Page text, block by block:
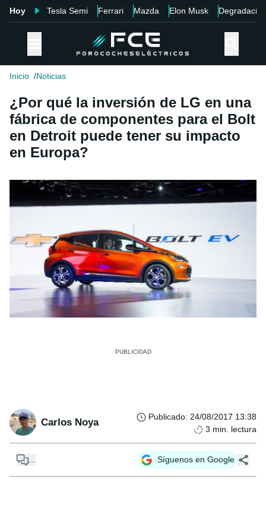
Hoy Tesla Semi Ferrari Mazda Elon Musk Degradación
Inicio Noticias
¿Por qué la inversión de LG en una
fábrica de componentes para el Bolt
en Detroit puede tener su impacto
en Europa?
Carlos Noya Publicado: 24/08/2017 13:38
3 min. lectura
... Síguenos en Google